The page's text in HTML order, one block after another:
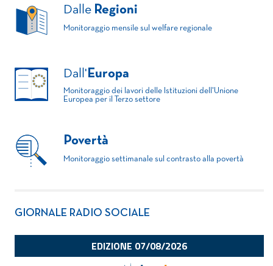
Dalle Regioni
Monitoraggio mensile sul welfare regionale
Dall' Europa
Monitoraggio dei lavori delle Istituzioni dell'Unione
Europea per il Terzo settore
Povertà
Monitoraggio settimanale sul contrasto alla povertà
GIORNALE RADIO SOCIALE